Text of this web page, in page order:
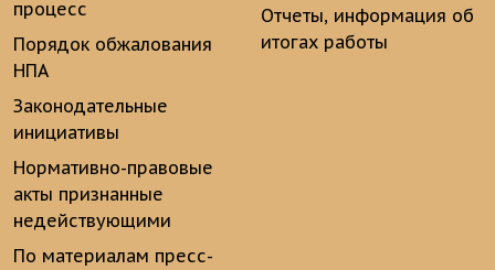
процесс
Порядок обжалования
НПА
Законодательные
инициативы
Нормативно-правовые
акты признанные
недействующими
По материалам пресс-
Отчеты, информация об
итогах работы